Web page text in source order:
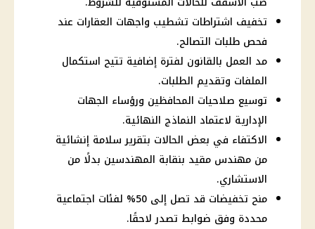
تخفيف اشتراطات تشطيب واجهات العقارات عند
فحص طلبات التصالح.
مد العمل بالقانون لفترة إضافية تتيح استكمال
الملفات وتقديم الطلبات.
توسيع صلاحيات المحافظين ورؤساء الجهات
الإدارية لاعتماد النماذج النهائية.
الاكتفاء في بعض الحالات بتقرير سلامة إنشائية
من مهندس مقيد بنقابة المهندسين بدلًا من
الاستشاري.
منح تخفيضات قد تصل إلى 50% لفئات اجتماعية
محددة وفق ضوابط تصدر لاحقًا.